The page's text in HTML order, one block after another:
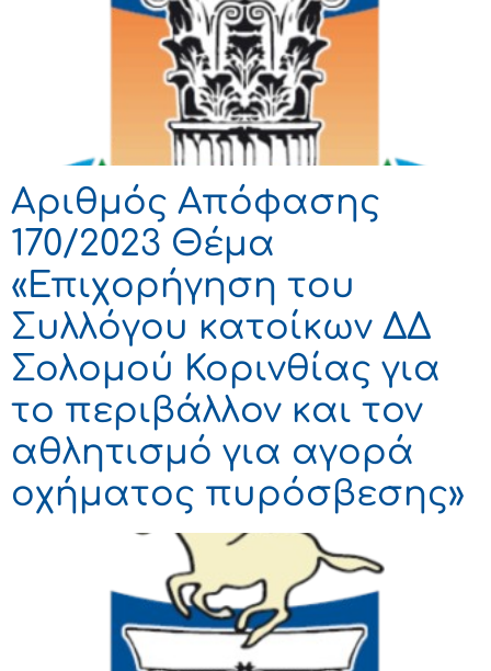
Αριθμός Απόφασης
170/2023 Θέμα
«Επιχορήγηση του
Συλλόγου κατοίκων ΔΔ
Σολομού Κορινθίας για
το περιβάλλον και τον
αθλητισμό για αγορά
οχήματος πυρόσβεσης»